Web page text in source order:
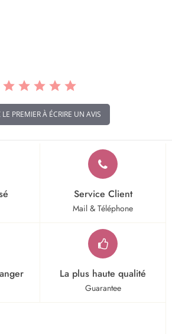
LE PREMIER À ÉCRIRE UN AVIS
Service Client
Mail & Téléphone
La plus haute qualité
Guarantee